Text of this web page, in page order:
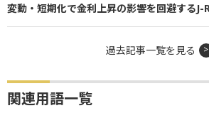
変動・短期化で金利上昇の影響を回避するJ-
過去記事一覧を見る
関連用語一覧